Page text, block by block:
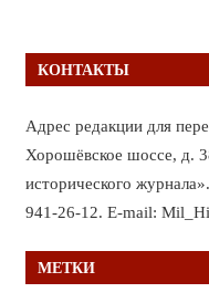
КОНТАКТЫ
Адрес редакции для
Хорошёвское шоссе, д.
исторического
941-26-12. E-mail:
МЕТКИ